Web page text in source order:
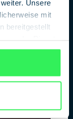
Unsere
mit
bereitgestellt